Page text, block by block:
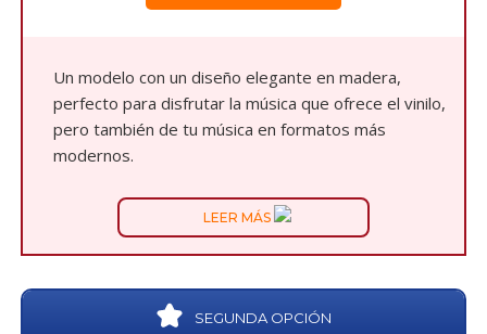
Un modelo con un diseño elegante en madera,
perfecto para disfrutar la música que ofrece el vinilo,
pero también de tu música en formatos más
modernos.
LEER MÁS
SEGUNDA OPCIÓN